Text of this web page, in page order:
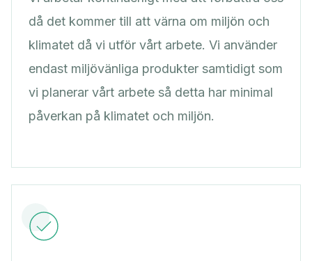
då det kommer till att värna om miljön och
klimatet då vi utför vårt arbete. Vi använder
endast miljövänliga produkter samtidigt som
vi planerar vårt arbete så detta har minimal
påverkan på klimatet och miljön.